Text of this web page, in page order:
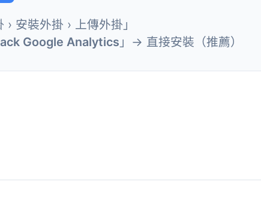
裝外掛 › 上傳外掛」
Google Analytics 」→ 直接安裝（推薦）